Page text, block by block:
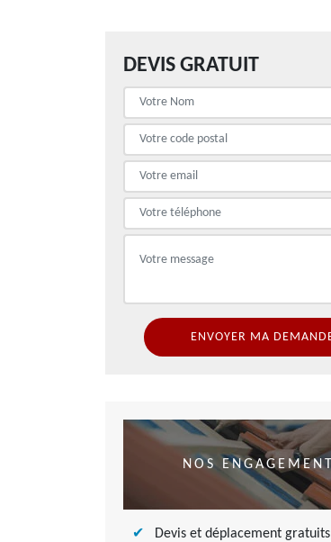
DEVIS GRATUIT
NOS
Devis et déplacement gratuits